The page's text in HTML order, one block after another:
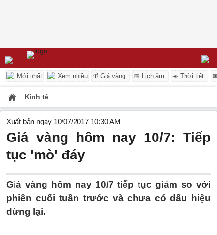
Mới nhất Xem nhiều 💰 Giá vàng 📅 Lịch âm ☀️ Thời tiết
Kinh tế
Xuất bản ngày 10/07/2017 10:30 AM
Giá vàng hôm nay 10/7: Tiếp
tục 'mò' đáy
Giá vàng hôm nay 10/7 tiếp tục giảm so với
phiên cuối tuần trước và chưa có dấu hiệu
dừng lại.